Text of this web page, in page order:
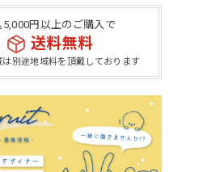
5,000円以上のご購入で
送料無料
別途地域料を頂戴しております